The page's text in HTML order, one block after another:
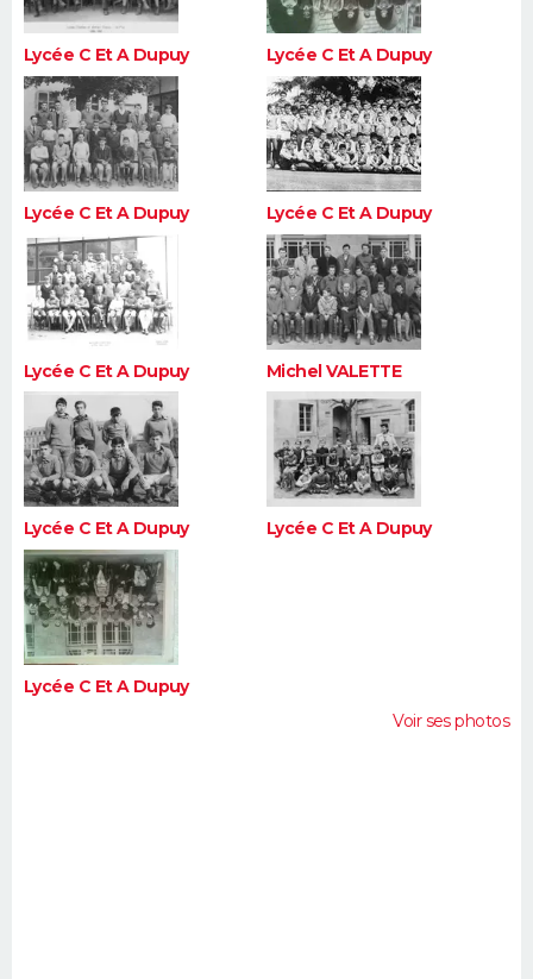
Lycée C Et A Dupuy Lycée C Et A Dupuy
Lycée C Et A Dupuy Lycée C Et A Dupuy
Lycée C Et A Dupuy Michel VALETTE
Lycée C Et A Dupuy Lycée C Et A Dupuy
Lycée C Et A Dupuy
Voir ses photos